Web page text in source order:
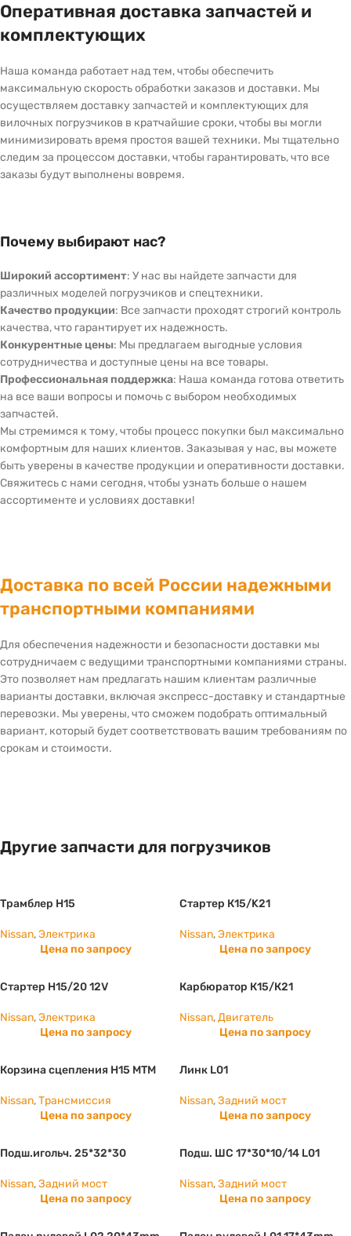
Оперативная доставка запчастей и
комплектующих
Наша команда работает над тем, чтобы обеспечить
максимальную скорость обработки заказов и доставки. Мы
осуществляем доставку запчастей и комплектующих для
вилочных погрузчиков в кратчайшие сроки, чтобы вы могли
минимизировать время простоя вашей техники. Мы тщательно
следим за процессом доставки, чтобы гарантировать, что все
заказы будут выполнены вовремя.
Почему выбирают нас?
Широкий ассортимент: У нас вы найдете запчасти для
различных моделей погрузчиков и спецтехники.
Качество продукции: Все запчасти проходят строгий контроль
качества, что гарантирует их надежность.
Конкурентные цены: Мы предлагаем выгодные условия
сотрудничества и доступные цены на все товары.
Профессиональная поддержка: Наша команда готова ответить
на все ваши вопросы и помочь с выбором необходимых
запчастей.
Мы стремимся к тому, чтобы процесс покупки был максимально
комфортным для наших клиентов. Заказывая у нас, вы можете
быть уверены в качестве продукции и оперативности доставки.
Свяжитесь с нами сегодня, чтобы узнать больше о нашем
ассортименте и условиях доставки!
Доставка по всей России надежными
транспортными компаниями
Для обеспечения надежности и безопасности доставки мы
сотрудничаем с ведущими транспортными компаниями страны.
Это позволяет нам предлагать нашим клиентам различные
варианты доставки, включая экспресс-доставку и стандартные
перевозки. Мы уверены, что сможем подобрать оптимальный
вариант, который будет соответствовать вашим требованиям по
срокам и стоимости.
Другие запчасти для погрузчиков
Трамблер Н15
Nissan,Электрика
Цена по запросу
Стартер К15/K21
Nissan,Электрика
Цена по запросу
Стартер Н15/20 12V
Nissan,Электрика
Цена по запросу
Карбюратор К15/К21
Nissan,Двигатель
Цена по запросу
Корзина сцепления H15 МТМ
Nissan,Трансмиссия
Цена по запросу
Линк L01
Nissan,Задний мост
Цена по запросу
Подш.игольч. 25*32*30
Nissan,Задний мост
Цена по запросу
Подш. ШС 17*30*10/14 L01
Nissan,Задний мост
Цена по запросу